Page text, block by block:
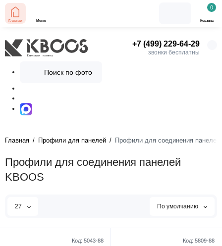
+7 (499) 229-64-29
звонки бесплатны
Поиск по фото
Главная Меню
0
Корзина
Главная Профили для панелей Профили для соединения панелей
Профили для соединения панелей
KBOOS
27 По умолчанию
Код: 5043-88 Код: 5809-88